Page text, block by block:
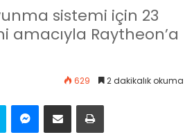
sistemi için 23
amacıyla Raytheon’a
629 2 dakikalık okuma
Skype